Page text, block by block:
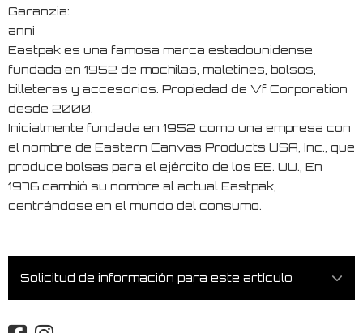
Garanzia:
anni
Eastpak es una famosa marca estadounidense
fundada en 1952 de mochilas, maletines, bolsos,
billeteras y accesorios. Propiedad de Vf Corporation
desde 2000.
Inicialmente fundada en 1952 como una empresa con
el nombre de Eastern Canvas Products USA, Inc., que
produce bolsas para el ejército de los EE. UU., En
1976 cambió su nombre al actual Eastpak,
centrándose en el mundo del consumo.
Solicitud de información para este artículo